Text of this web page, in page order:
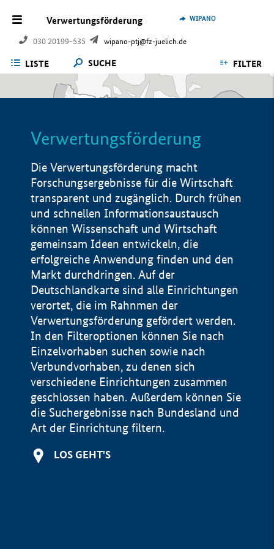
Verwertungsförderung
030 20199-535 wipano-ptj@fz-juelich.de
WIPANO
LISTE SUCHE FILTER
Verwertungsförderung
Die Verwertungsförderung macht
Forschungsergebnisse für die Wirtschaft
transparent und zugänglich. Durch frühen
und schnellen Informationsaustausch
können Wissenschaft und Wirtschaft
gemeinsam Ideen entwickeln, die
erfolgreiche Anwendung finden und den
Markt durchdringen. Auf der
Deutschlandkarte sind alle Einrichtungen
verortet, die im Rahnmen der
Verwertungsförderung gefördert werden.
In den Filteroptionen können Sie nach
Einzelvorhaben suchen sowie nach
Verbundvorhaben, zu denen sich
verschiedene Einrichtungen zusammen
geschlossen haben. Außerdem können Sie
die Suchergebnisse nach Bundesland und
Art der Einrichtung filtern.
LOS GEHT'S